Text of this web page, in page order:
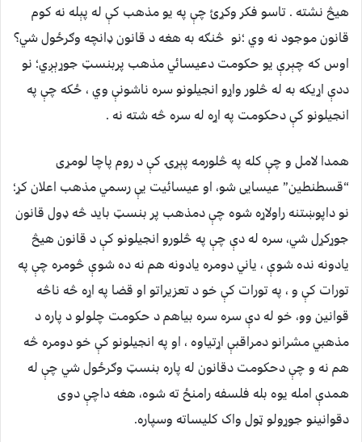
هيڅ نشته . تاسو فکر وکړئ چې په يو مذهب کې له پېله نه کوم
قانون موجود نه وي ؛نو څنګه به هغه د قانون ډانچه وګرځول شي؟
اوس که چېرې يو حکومت دعيسائي مذهب پربنسټ جوړېږي؛ نو
ددې اړيکه به له څلور واړو انجيلونو سره ناشونې وي ، ځکه چې په
انجيلونو کې دحکومت په اړه له سره څه شته نه .
همدا لامل و چې کله په څلورمه پېړۍ کې د روم پاچا لومړی
“قسطنطين” عيسايی شو، او عيسائيت يې رسمي مذهب اعلان کړ؛
نو داپوښتنه راولاړه شوه چې دمذهب پر بنسټ بايد څه ډول قانون
جوړکړل شي، سره له دې چې په څلورو انجيلونو کې د قانون هيڅ
يادونه نده شوې ، ياني دومره يادونه هم نه ده شوې څومره چې په
تورات کې و ، په تورات کې خو د تعزيراتو او قضا په اړه څه ناڅه
قوانين وو، خو له دې سره سره بياهم د حکومت چلولو د پاره د
مذهبي مشرانو دمراقبې اړتياوه ، او په انجيلونو کې خو دومره څه
هم نه و چې دحکومت دقانون له پاره بنسټ وګرځول شي چې له
همدې امله يوه بله فلسفه رامنځ ته شوه، هغه داچې دوی
دقوانينو جوړولو ټول واک کليساته وسپاره.